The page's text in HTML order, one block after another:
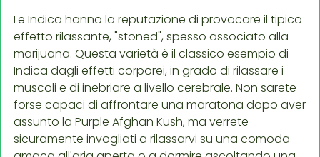
Le Indica hanno la reputazione di provocare il tipico
effetto rilassante, "stoned", spesso associato alla
marijuana. Questa varietà è il classico esempio di
Indica dagli effetti corporei, in grado di rilassare i
muscoli e di inebriare a livello cerebrale. Non sarete
forse capaci di affrontare una maratona dopo aver
assunto la Purple Afghan Kush, ma verrete
sicuramente invogliati a rilassarvi su una comoda